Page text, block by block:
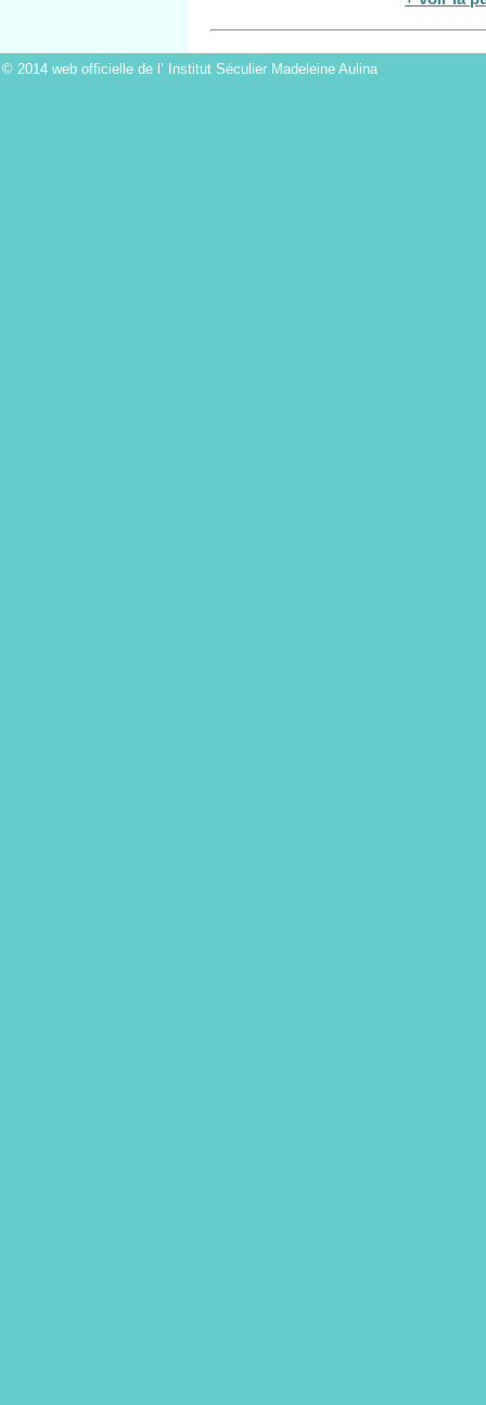
© 2014 web officielle de l’ Institut Séculier Madeleine Aulina